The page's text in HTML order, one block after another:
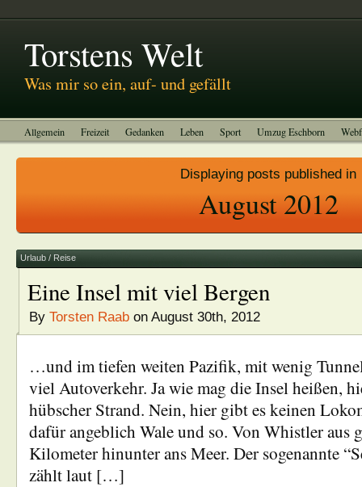
Torstens Welt
Was mir so ein, auf- und gefällt
Allgemein Freizeit Gedanken Leben Sport Umzug Eschborn
Displaying posts published in
August 2012
Urlaub / Reise
Eine Insel mit viel Bergen
By Torsten Raab on August 30th, 2012
…und im tiefen weiten Pazifik, mit wenig
viel Autoverkehr. Ja wie mag die Insel heißen,
hübscher Strand. Nein, hier gibt es keinen
dafür angeblich Wale und so. Von Whistler aus
Kilometer hinunter ans Meer. Der sogenannte
zählt laut […]